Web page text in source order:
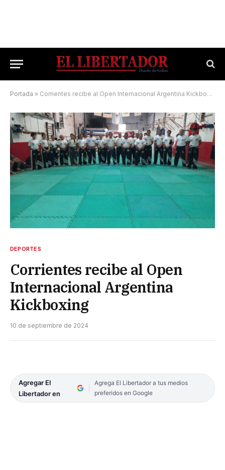
Portada » Corrientes recibe al Open Internacional Argentina Kickboxing
DEPORTES
Corrientes recibe al Open
Internacional Argentina
Kickboxing
10 de septiembre de 2024
Agregar El
Libertador en
Agrega El Libertador a tus medios
preferidos en Google